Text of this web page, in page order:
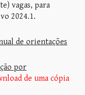
vagas, para
2024.1.
de orientações
por
de uma cópia